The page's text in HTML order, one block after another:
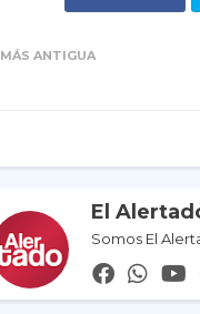
MÁS ANTIGUA
El
Somos El